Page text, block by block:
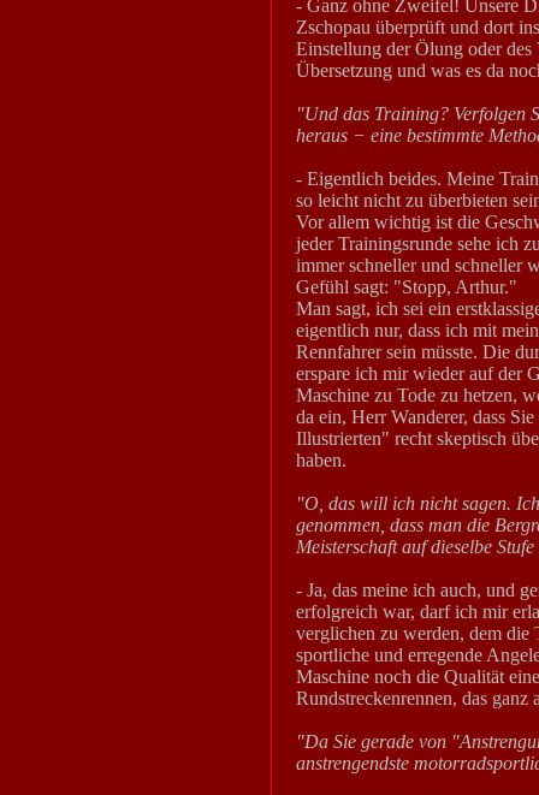
- Ganz ohne Zweifel! Unsere
Zschopau überprüft und dort
Einstellung der Ölung oder des
Übersetzung und was es da
"Und das Training? Verfolgen
heraus − eine bestimmte
- Eigentlich beides. Meine
so leicht nicht zu überbieten
Vor allem wichtig ist die
jeder Trainingsrunde sehe ich
immer schneller und schneller
Gefühl sagt: "Stopp, Arthur."
Man sagt, ich sei ein
eigentlich nur, dass ich mit
Rennfahrer sein müsste. Die
erspare ich mir wieder auf der
Maschine zu Tode zu hetzen,
da ein, Herr Wanderer, dass
Illustrierten" recht skeptisch
haben.
"O, das will ich nicht sagen.
genommen, dass man die
Meisterschaft auf dieselbe
- Ja, das meine ich auch, und
erfolgreich war, darf ich mir
verglichen zu werden, dem die
sportliche und erregende
Maschine noch die Qualität
Rundstreckenrennen, das ganz
"Da Sie gerade von
anstrengendste